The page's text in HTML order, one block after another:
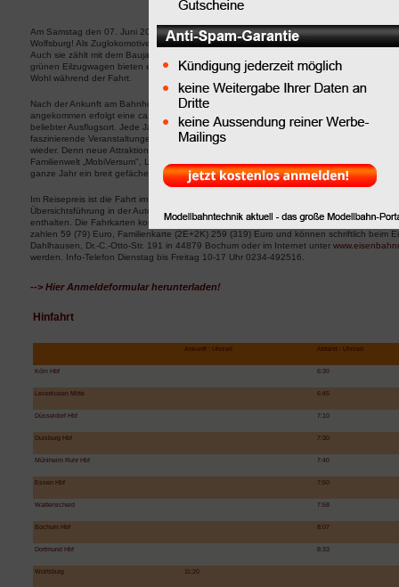
Am Samstag den 07. Juni 2008 geht es mit dem nostalgischen Eilzug der 60er Jahre
Wolfsburg! Als Zuglokomotive kommt die legendäre „V100" des Eisenbahnmuseums
Auch sie zählt mit dem Baujahr 1962 schon zu den Veteranen auf deutschen Gleisen.
grünen Eilzugwagen bieten einen angenehmen Reisekomfort. Ein Speisewagen in der
Wohl während der Fahrt.
Nach der Ankunft am Bahnhof in Wolfsburg gelangen die Fahrgäste mit einem
angekommen erfolgt eine ca. 45 Minuten dauernde Übersichtsführung. Die Autostadt ist
beliebter Ausflugsort. Jede Jahreszeit bietet für Erwachsene, Kinder und Jugendliche
faszinierende Veranstaltungen und entspannende Erholung. Wer einmal den Reiz der
wieder. Denn neue Attraktionen und saisonale Inszenierungen sorgen für ein
Familienwelt „MobiVersum", Lesungen, Kinovorstellungen oder wechselnde
ganze Jahr ein breit gefächertes Programm.
Im Reisepreis ist die Fahrt im Nostalgiezug mit reservierten Sitzplätzen, der Bustansfer,
Übersichtsführung in der Autostadt, sowie ein Verzehrgutschein über 10 Euro für die
enthalten. Die Fahrkarten kosten für Erwachsene in der 2. Wagenklasse 95 Euro (1.
zahlen 59 (79) Euro, Familienkarte (2E+2K) 259 (319) Euro und können schriftlich beim
Dahlhausen, Dr.-C.-Otto-Str. 191 in 44879 Bochum oder im Internet unter
werden. Info-Telefon Dienstag bis Freitag 10-17 Uhr 0234-492516.
--> Hier Anmeldeformular herunterladen!
Hinfahrt
Ankunft : Uhrzeit Abfahrt : Uhrzeit
Köln Hbf 6:30
Leverkusen Mitte 6:45
Düsseldorf Hbf 7:10
Duisburg Hbf 7:30
Mühlheim Ruhr Hbf 7:40
Essen Hbf 7:50
Wattenscheid 7:58
Bochum Hbf 8:07
Dortmund Hbf 8:33
Wolfsburg 11:20